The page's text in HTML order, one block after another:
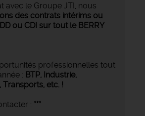
avec le Groupe JTI, nous
des contrats intérims ou
ou CDI sur tout le BERRY
professionnelles tout
: BTP, Industrie,
Transports, etc. !
: ***